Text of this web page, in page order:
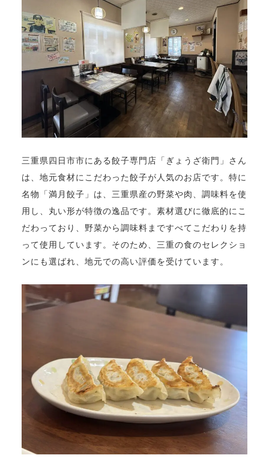
三重県四日市市にある餃子専門店「ぎょうざ衛門」さん
は、地元食材にこだわった餃子が人気のお店です。特に
名物「満月餃子」は、三重県産の野菜や肉、調味料を使
用し、丸い形が特徴の逸品です。素材選びに徹底的にこ
だわっており、野菜から調味料まですべてこだわりを持
って使用しています。そのため、三重の食のセレクショ
ンにも選ばれ、地元での高い評価を受けています。